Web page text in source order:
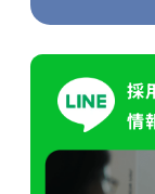
採
情